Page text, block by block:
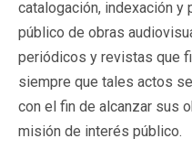
catalogación, indexación
público de obras
periódicos y revistas que
siempre que tales actos
con el fin de alcanzar sus
misión de interés público.